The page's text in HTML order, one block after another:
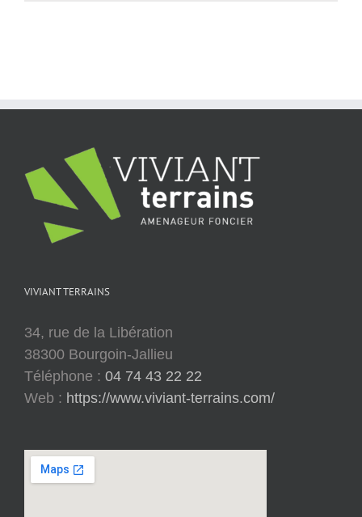
VIVIANT TERRAINS
34, rue de la Libération
38300 Bourgoin-Jallieu
Téléphone : 04 74 43 22 22
Web : https://www.viviant-terrains.com/